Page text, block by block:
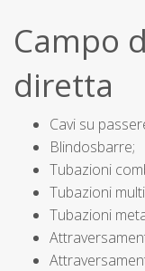
Campo
diretta
Cavi su
Blindosbarre;
Tubazioni
Tubazioni
Tubazioni